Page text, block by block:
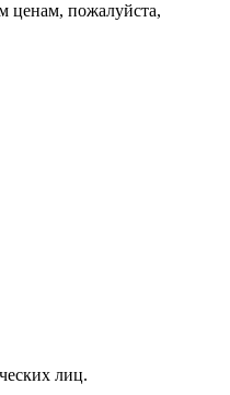
ценам, пожалуйста,
лиц.